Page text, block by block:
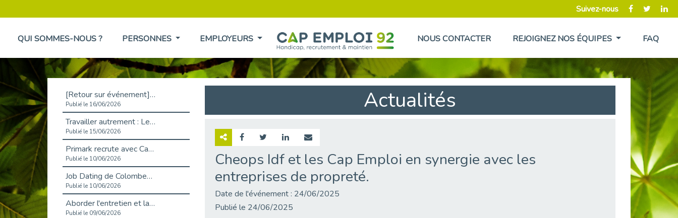
Suivez-nous
QUI SOMMES-NOUS ? PERSONNES EMPLOYEURS NOUS CONTACTER REJOIGNEZ NOS ÉQUIPES FAQ
[Retour sur événement] L'inclusion au cœur de la Place de l'Emploi à La Défense !
Publié le 16/06/2026
Travailler autrement : Le défi de l'intégration des maladies chroniques en entreprise
Publié le 15/06/2026
Primark recrute avec Cap Emploi 92, une matinée couronnée de succès !
Publié le 10/06/2026
Job Dating de Colombes – Emploi et Insertion
Publié le 10/06/2026
Aborder l'entretien et la situation de handicap en toute confiance
Publié le 09/06/2026
Actualités
Cheops Idf et les Cap Emploi en synergie avec les
entreprises de propreté.
Date de l'événement : 24/06/2025
Publié le 24/06/2025